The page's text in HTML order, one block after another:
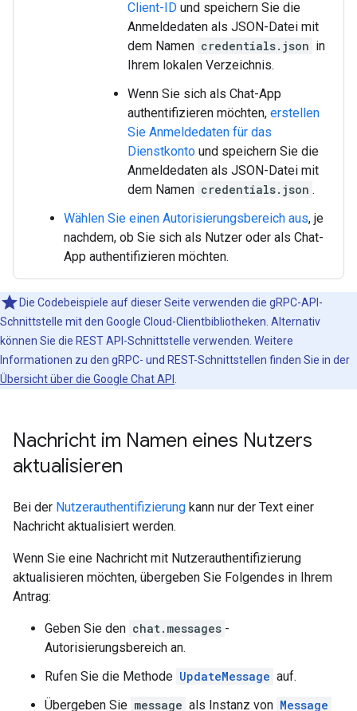
Client-ID und speichern Sie die
Anmeldedaten als JSON-Datei mit
dem Namen credentials.json in
Ihrem lokalen Verzeichnis.
Wenn Sie sich als Chat-App
authentifizieren möchten, erstellen
Sie Anmeldedaten für das
Dienstkonto und speichern Sie die
Anmeldedaten als JSON-Datei mit
dem Namen credentials.json .
Wählen Sie einen Autorisierungsbereich aus, je
nachdem, ob Sie sich als Nutzer oder als Chat-
App authentifizieren möchten.
Die Codebeispiele auf dieser Seite verwenden die gRPC-API-
Schnittstelle mit den Google Cloud-Clientbibliotheken. Alternativ
können Sie die REST API-Schnittstelle verwenden. Weitere
Informationen zu den gRPC- und REST-Schnittstellen finden Sie in der
Übersicht über die Google Chat API
Nachricht im Namen eines Nutzers
aktualisieren
Bei der Nutzerauthentifizierung kann nur der Text einer
Nachricht aktualisiert werden.
Wenn Sie eine Nachricht mit Nutzerauthentifizierung
aktualisieren möchten, übergeben Sie Folgendes in Ihrem
Antrag:
Geben Sie den chat.messages -
Autorisierungsbereich an.
Rufen Sie die Methode UpdateMessage auf.
Übergeben Sie message als Instanz von Message